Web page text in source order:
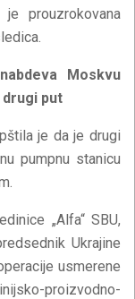
prouzrokovana
Moskvu
put
je da je drugi
pumpnu stanicu
„Alfa“ SBU,
Ukrajine
usmerene
proizvodno-